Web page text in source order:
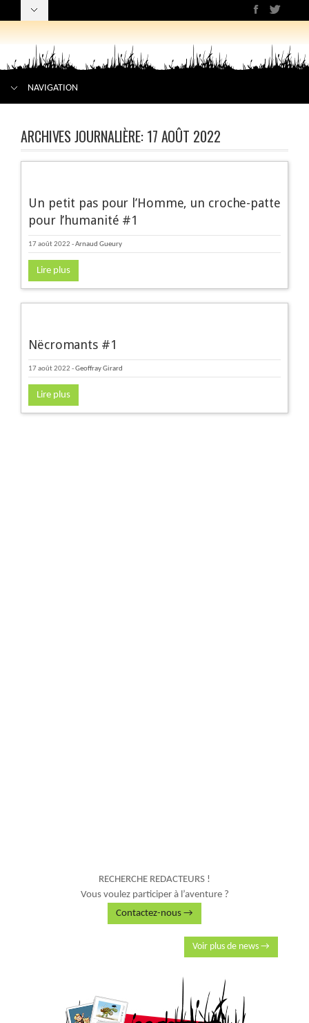
NAVIGATION
ARCHIVES JOURNALIÈRE: 17 AOÛT 2022
Un petit pas pour l’Homme, un croche-patte
pour l’humanité #1
17 août 2022 -Arnaud Gueury
Lire plus
Nëcromants #1
17 août 2022 -Geoffray Girard
Lire plus
RECHERCHE REDACTEURS !
Vous voulez participer à l’aventure ?
Contactez-nous →
Voir plus de news →